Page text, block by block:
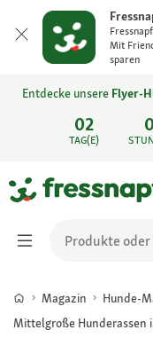
Mit
sparen
02
TAG(E)
Entdecke unsere Flyer-
Magazin Hunde-
Mittelgroße Hunderassen